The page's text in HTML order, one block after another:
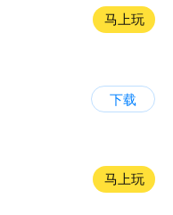
马上玩
下载
马上玩